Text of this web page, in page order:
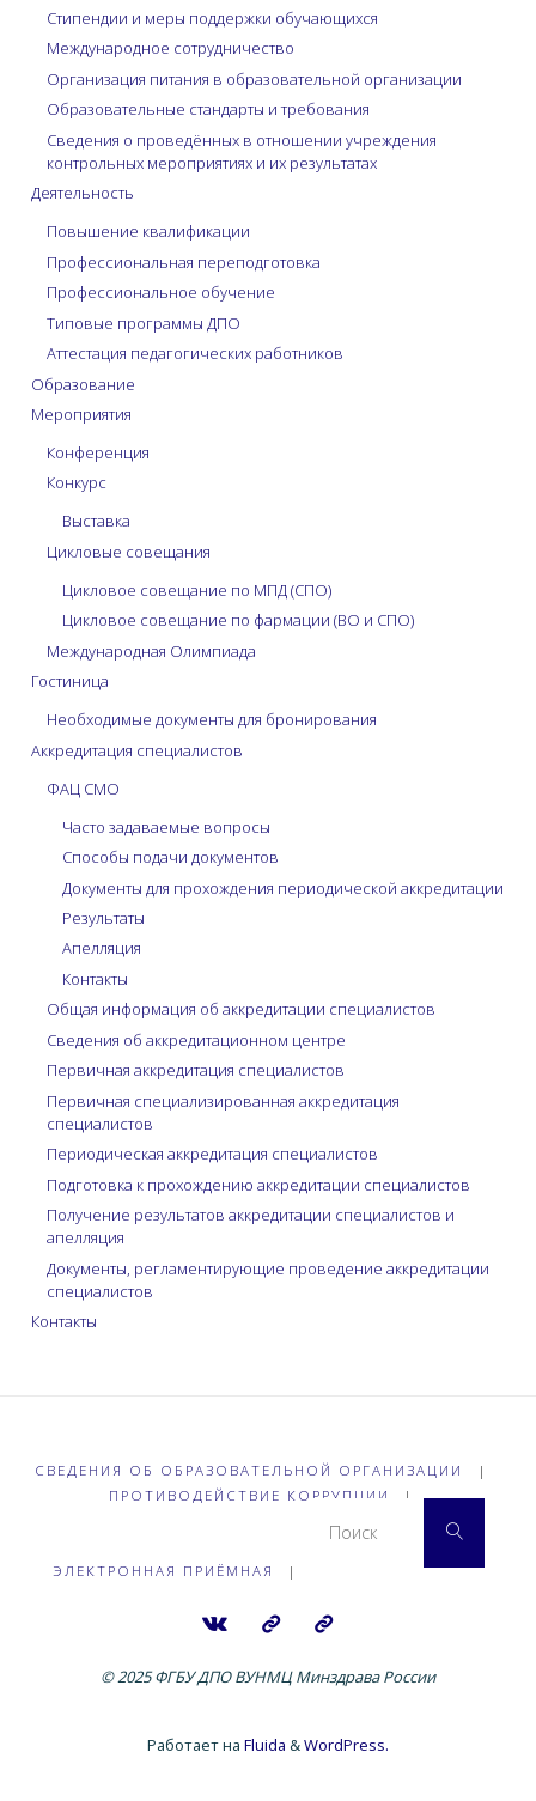
Стипендии и меры поддержки обучающихся
Международное сотрудничество
Организация питания в образовательной организации
Образовательные стандарты и требования
Сведения о проведённых в отношении учреждения
контрольных мероприятиях и их результатах
Деятельность
Повышение квалификации
Профессиональная переподготовка
Профессиональное обучение
Типовые программы ДПО
Аттестация педагогических работников
Образование
Мероприятия
Конференция
Конкурс
Выставка
Цикловые совещания
Цикловое совещание по МПД (СПО)
Цикловое совещание по фармации (ВО и СПО)
Международная Олимпиада
Гостиница
Необходимые документы для бронирования
Аккредитация специалистов
ФАЦ СМО
Часто задаваемые вопросы
Способы подачи документов
Документы для прохождения периодической аккредитации
Результаты
Апелляция
Контакты
Общая информация об аккредитации специалистов
Сведения об аккредитационном центре
Первичная аккредитация специалистов
Первичная специализированная аккредитация
специалистов
Периодическая аккредитация специалистов
Подготовка к прохождению аккредитации специалистов
Получение результатов аккредитации специалистов и
апелляция
Документы, регламентирующие проведение аккредитации
специалистов
Контакты
СВЕДЕНИЯ ОБ ОБРАЗОВАТЕЛЬНОЙ ОРГАНИЗАЦИИ
|
ПРОТИВОДЕЙСТВИЕ КОРРУПЦИИ
|
ЭЛЕКТРОННАЯ ПРИЁМНАЯ |
Поиск
© 2025 ФГБУ ДПО ВУНМЦ Минздрава России
Работает на Fluida &WordPress.